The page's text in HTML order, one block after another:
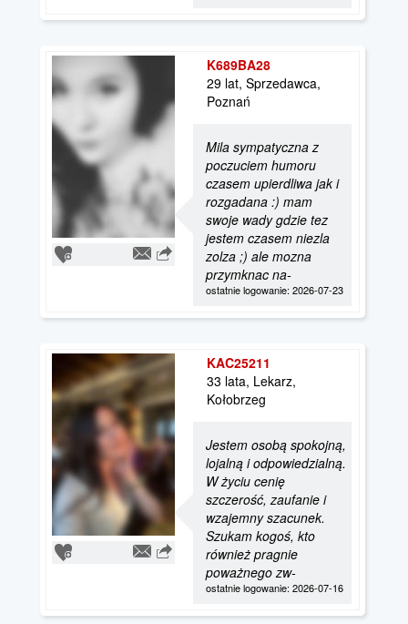
K689BA28
29 lat, Sprzedawca,
Poznań
Mila sympatyczna z
poczuciem humoru
czasem upierdliwa jak i
rozgadana :) mam
swoje wady gdzie tez
jestem czasem niezla
zolza ;) ale mozna
przymknac na-
ostatnie logowanie: 2026-07-23
KAC25211
33 lata, Lekarz,
Kołobrzeg
Jestem osobą spokojną,
lojalną i odpowiedzialną.
W życiu cenię
szczerość, zaufanie i
wzajemny szacunek.
Szukam kogoś, kto
również pragnie
poważnego zw-
ostatnie logowanie: 2026-07-16